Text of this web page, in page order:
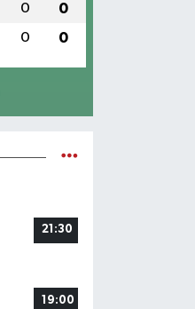
0 0
0 0
21:30
19:00